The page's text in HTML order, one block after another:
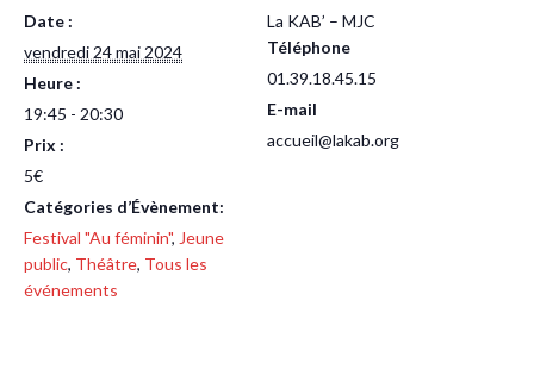
Date :
vendredi 24 mai 2024
Heure :
19:45 - 20:30
Prix :
5€
Catégories d’Évènement:
Festival "Au féminin", Jeune
public, Théâtre, Tous les
événements
La KAB’ – MJC
Téléphone
01.39.18.45.15
E-mail
accueil@lakab.org